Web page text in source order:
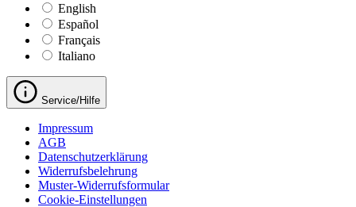
English
Español
Français
Italiano
Service/Hilfe
Impressum
AGB
Datenschutzerklärung
Widerrufsbelehrung
Muster-Widerrufsformular
Cookie-Einstellungen